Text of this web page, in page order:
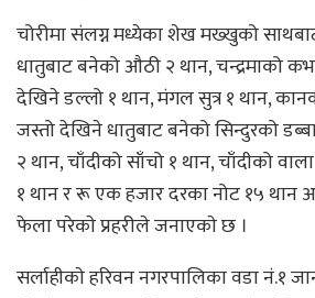
चोरीमा संलग्न मध्येका शेख मख्खुको
धातुबाट बनेको औठी २ थान, चन्द्रमाको
देखिने डल्लो १ थान, मंगल सुत्र १ थान,
जस्तो देखिने धातुबाट बनेको सिन्दुरको
२ थान, चाँदीको साँचो १ थान, चाँदीको
१ थान र रू एक हजार दरका नोट १५ थान
फेला परेकाे प्रहरीले जनाएकाे छ ।
सर्लाहीकाे हरिवन नगरपालिका वडा नं.१